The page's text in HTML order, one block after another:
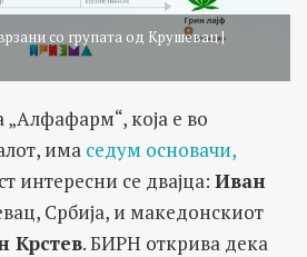
со групата од Крушевац |
која е во
има седум основачи,
интересни се двајца: Иван
Србија, и македонскиот
Крстев. БИРН открива дека